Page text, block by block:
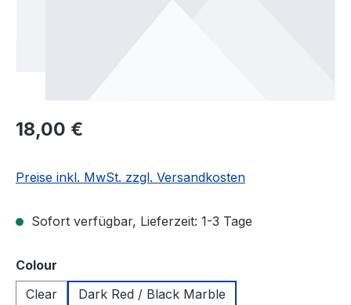
Regulärer Preis:
18,00 €
Preise inkl. MwSt. zzgl. Versandkosten
Sofort verfügbar, Lieferzeit: 1-3 Tage
Colour
Clear
Dark Red / Black Marble